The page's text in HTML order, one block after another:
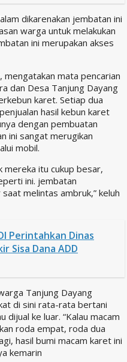
dikarenakan jembatan ini
warga untuk melakukan
ini merupakan akses
mata pencarian
dan Desa Tanjung Dayang
karet. Setiap dua
hasil kebun karet
dengan pembuatan
ini sangat merugikan
mobil.
mereka itu cukup besar,
ini. jembatan
melintas ambruk,” keluh
Perintahkan Dinas
Sisa Dana ADD
Tanjung Dayang
di sini rata-rata bertani
ke luar. “Kalau macam
roda empat, roda dua
hasil bumi macam karet ini
kemarin